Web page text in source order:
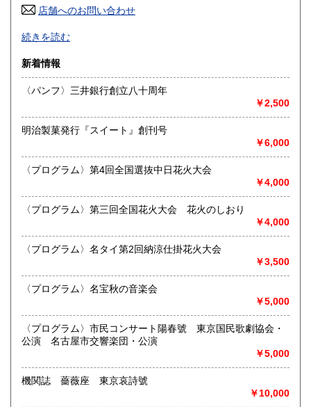
高知県 300円
佐賀県
熊本県 300円 大分県 300円
300円
沖縄県 300円
店舗へのお問い合わせ
古文書、古地図、刷り物、一枚もの、絵葉書、鳥瞰図、近代
文献資料等を主体に扱っております。
沿線名：名鉄犬山線
最寄駅：江南駅下車
営業時間：10:00〜17:00
書籍の買取について
買取 買取専用フリーダイヤル 0120-006-229 (担当・
井上)
す。
御整理・御売却はお気軽に当店にご相談ください。
お電話、メール等でご連絡次第、即日に参上いたします。古
書買い取り、古本買い取り、大量大歓迎です。
特に古いもの全般(和本、古文書、紙物チラシ、郷土資料、地
図、宗教、芸能、美術、文学、雑誌等)に力を入れておりま
す。
又書画骨董品も別部門で取り扱いしておりますので引越し増
愛知県・岐阜県を中心に近県の方、日時打ち合わせの後、ご
訪問し、見積もり・買入をさせていただきます。
まずはお気軽にご連絡ください。
お品物を送料着払いでお送りいただければ、即日に評価しご
連絡ご送金いたします。
続きを読む
新着情報
〈パンフ〉三井銀行創立八十周年
￥2,500
明治製菓発行『スイート』創刊号
￥6,000
〈プログラム〉第4回全国選抜中日花火大会
￥4,000
〈プログラム〉第三回全国花火大会 花火のしおり
￥4,000
〈プログラム〉名タイ第2回納涼仕掛花火大会
￥3,500
〈プログラム〉名宝秋の音楽会
￥5,000
〈プログラム〉市民コンサート陽春號 東京国民歌劇協会・
公演 名古屋市交響楽団・公演
￥5,000
機関誌 薔薇座 東京哀詩號
￥10,000